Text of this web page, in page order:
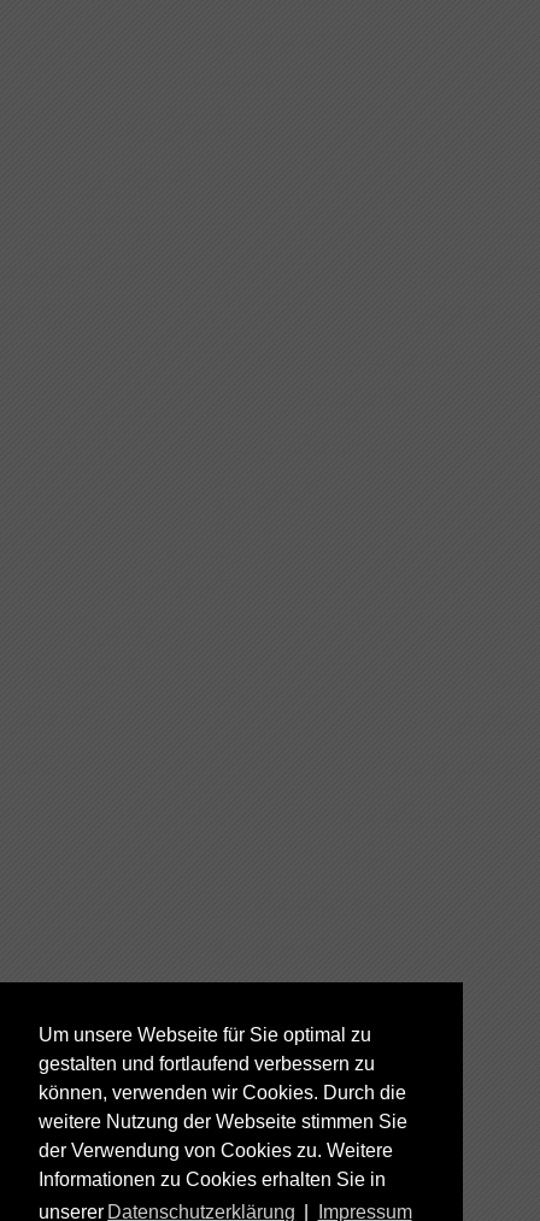
Um unsere Webseite für Sie optimal zu
gestalten und fortlaufend verbessern zu
können, verwenden wir Cookies. Durch die
weitere Nutzung der Webseite stimmen Sie
der Verwendung von Cookies zu. Weitere
Informationen zu Cookies erhalten Sie in
unserer Datenschutzerklärung Impressum